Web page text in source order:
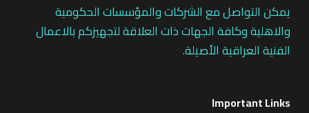
يمكن التواصل مع الشركات والمؤسسات الحكومية
والاهلية وكافة الجهات ذات العلاقة لتجهيزكم بالاعمال
الفنية العراقية الأصيلة.
Important Links